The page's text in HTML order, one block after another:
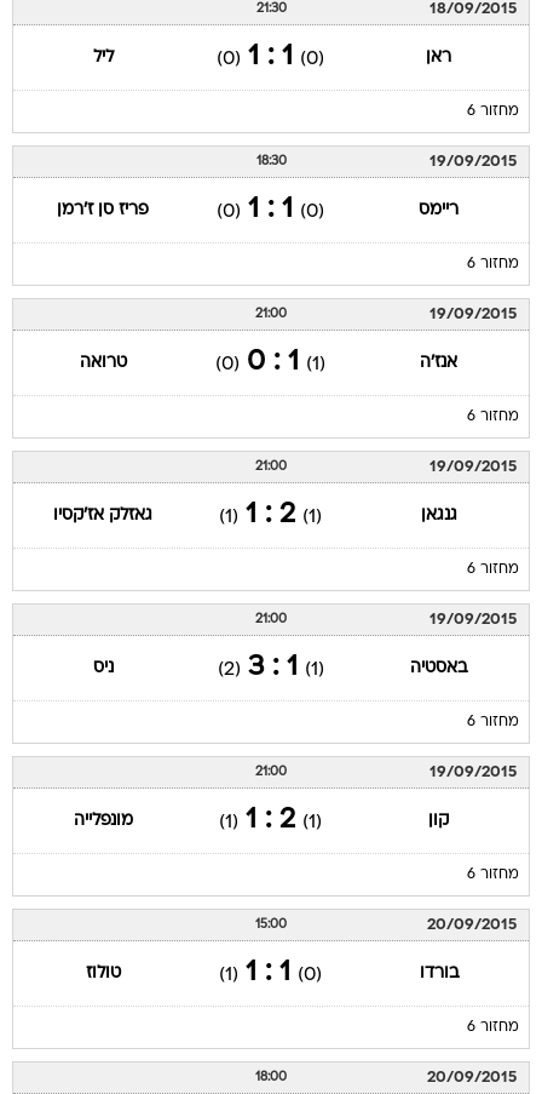
18/09/2015
21:30
ראן (0)
1 : 1
(0) ליל
מחזור 6
19/09/2015
18:30
ריימס (0)
1 : 1
(0) פריז סן ז'רמן
מחזור 6
19/09/2015
21:00
אנז'ה (1)
1 : 0
(0) טרואה
מחזור 6
19/09/2015
21:00
גנגאן (1)
2 : 1
(1) גאזלק אז'קסיו
מחזור 6
19/09/2015
21:00
באסטיה (1)
1 : 3
(2) ניס
מחזור 6
19/09/2015
21:00
קון (1)
2 : 1
(1) מונפלייה
מחזור 6
20/09/2015
15:00
בורדו (0)
1 : 1
(1) טולוז
מחזור 6
20/09/2015
18:00